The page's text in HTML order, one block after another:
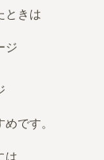
ときは
ジ
です。
は